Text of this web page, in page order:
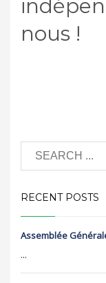
nous !
RECENT POSTS
Assemblée
...